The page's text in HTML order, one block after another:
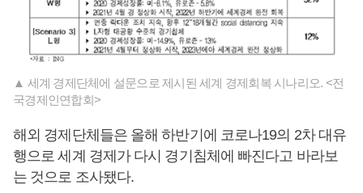
▲ 세계 경제단체에 설문으로 제시된 세계 경제회복 시나리오. <전
국경제인연합회>
해외 경제단체들은 올해 하반기에 코로나19의 2차 대유
행으로 세계 경제가 다시 경기침체에 빠진다고 바라보
는 것으로 조사됐다.